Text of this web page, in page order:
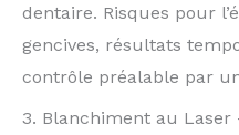
dentaire. Risques pour
gencives, résultats
contrôle préalable par
3. Blanchiment au